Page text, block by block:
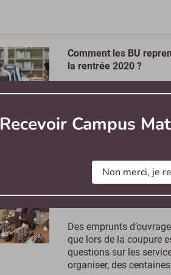
Comment les BU
la rentrée 2020 ?
Les enjeux sont
et une mise en
drive comme solution
Des emprunts
que lors de la coupure
questions sur les
organiser, des
Recevoir Campus
Non merci, je